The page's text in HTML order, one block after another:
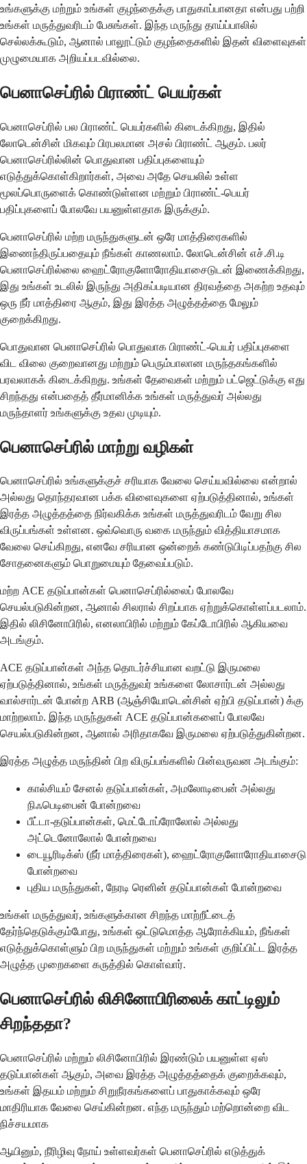
உங்களுக்கு மற்றும் உங்கள் குழந்தைக்கு பாதுகாப்பானதா என்பது பற்றி
உங்கள் மருத்துவரிடம் பேசுங்கள். இந்த மருந்து தாய்ப்பாலில்
செல்லக்கூடும், ஆனால் பாலூட்டும் குழந்தைகளில் இதன் விளைவுகள்
முழுமையாக அறியப்படவில்லை.
பெனாசெப்ரில் பிராண்ட் பெயர்கள்
பெனாசெப்ரில் பல பிராண்ட் பெயர்களில் கிடைக்கிறது, இதில்
லோடென்சின் மிகவும் பிரபலமான அசல் பிராண்ட் ஆகும். பலர்
பெனாசெப்ரில்லின் பொதுவான பதிப்புகளையும்
எடுத்துக்கொள்கிறார்கள், அவை அதே செயலில் உள்ள
மூலப்பொருளைக் கொண்டுள்ளன மற்றும் பிராண்ட்-பெயர்
பதிப்புகளைப் போலவே பயனுள்ளதாக இருக்கும்.
பெனாசெப்ரில் மற்ற மருந்துகளுடன் ஒரே மாத்திரைகளில்
இணைந்திருப்பதையும் நீங்கள் காணலாம். லோடென்சின் எச்.சி.டி
பெனாசெப்ரில்லை ஹைட்ரோகுளோரோதியாசைடுடன் இணைக்கிறது,
இது உங்கள் உடலில் இருந்து அதிகப்படியான திரவத்தை அகற்ற உதவும்
ஒரு நீர் மாத்திரை ஆகும், இது இரத்த அழுத்தத்தை மேலும்
குறைக்கிறது.
பொதுவான பெனாசெப்ரில் பொதுவாக பிராண்ட்-பெயர் பதிப்புகளை
விட விலை குறைவானது மற்றும் பெரும்பாலான மருந்தகங்களில்
பரவலாகக் கிடைக்கிறது. உங்கள் தேவைகள் மற்றும் பட்ஜெட்டுக்கு எது
சிறந்தது என்பதைத் தீர்மானிக்க உங்கள் மருத்துவர் அல்லது
மருந்தாளர் உங்களுக்கு உதவ முடியும்.
பெனாசெப்ரில் மாற்று வழிகள்
பெனாசெப்ரில் உங்களுக்குச் சரியாக வேலை செய்யவில்லை என்றால்
அல்லது தொந்தரவான பக்க விளைவுகளை ஏற்படுத்தினால், உங்கள்
இரத்த அழுத்தத்தை நிர்வகிக்க உங்கள் மருத்துவரிடம் வேறு சில
விருப்பங்கள் உள்ளன. ஒவ்வொரு வகை மருந்தும் வித்தியாசமாக
வேலை செய்கிறது, எனவே சரியான ஒன்றைக் கண்டுபிடிப்பதற்கு சில
சோதனைகளும் பொறுமையும் தேவைப்படும்.
மற்ற ACE தடுப்பான்கள் பெனாசெப்ரில்லைப் போலவே
செயல்படுகின்றன, ஆனால் சிலரால் சிறப்பாக ஏற்றுக்கொள்ளப்படலாம்.
இதில் லிசினோபிரில், எனலாபிரில் மற்றும் கேப்டோபிரில் ஆகியவை
அடங்கும்.
ACE தடுப்பான்கள் அந்த தொடர்ச்சியான வறட்டு இருமலை
ஏற்படுத்தினால், உங்கள் மருத்துவர் உங்களை லோசார்டன் அல்லது
வால்சார்டன் போன்ற ARB (ஆஞ்சியோடென்சின் ஏற்பி தடுப்பான்) க்கு
மாற்றலாம். இந்த மருந்துகள் ACE தடுப்பான்களைப் போலவே
செயல்படுகின்றன, ஆனால் அரிதாகவே இருமலை ஏற்படுத்துகின்றன.
இரத்த அழுத்த மருந்தின் பிற விருப்பங்களில் பின்வருவன அடங்கும்:
கால்சியம் சேனல் தடுப்பான்கள், அமலோடிபைன் அல்லது
நிஃபெடிபைன் போன்றவை
பீட்டா-தடுப்பான்கள், மெட்டோப்ரோலோல் அல்லது
அட்டெனோலோல் போன்றவை
டையூரிடிக்ஸ் (நீர் மாத்திரைகள்), ஹைட்ரோகுளோரோதியாசைடு
போன்றவை
புதிய மருந்துகள், நேரடி ரெனின் தடுப்பான்கள் போன்றவை
உங்கள் மருத்துவர், உங்களுக்கான சிறந்த மாற்றீட்டைத்
தேர்ந்தெடுக்கும்போது, உங்கள் ஒட்டுமொத்த ஆரோக்கியம், நீங்கள்
எடுத்துக்கொள்ளும் பிற மருந்துகள் மற்றும் உங்கள் குறிப்பிட்ட இரத்த
அழுத்த முறைகளை கருத்தில் கொள்வார்.
பெனாசெப்ரில் லிசினோபிரிலைக் காட்டிலும்
சிறந்ததா?
பெனாசெப்ரில் மற்றும் லிசினோபிரில் இரண்டும் பயனுள்ள ஏஸ்
தடுப்பான்கள் ஆகும், அவை இரத்த அழுத்தத்தைக் குறைக்கவும்,
உங்கள் இதயம் மற்றும் சிறுநீரகங்களைப் பாதுகாக்கவும் ஒரே
மாதிரியாக வேலை செய்கின்றன. எந்த மருந்தும் மற்றொன்றை விட
நிச்சயமாக
ஆயினும், நீரிழிவு நோய் உள்ளவர்கள் பெனாசெப்ரில் எடுத்துக்